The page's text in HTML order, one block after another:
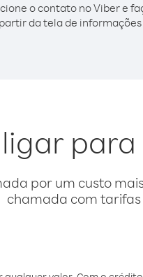
o contato no Viber e
partir da tela de
por um custo
chamada com tarifas